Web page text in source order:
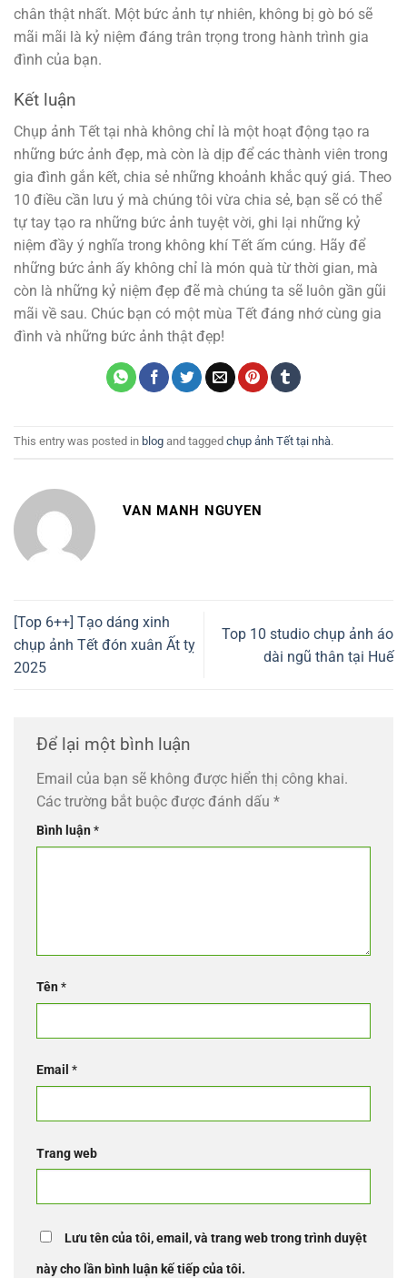
chân thật nhất. Một bức ảnh tự nhiên, không bị gò bó sẽ
mãi mãi là kỷ niệm đáng trân trọng trong hành trình gia
đình của bạn.
Kết luận
Chụp ảnh Tết tại nhà không chỉ là một hoạt động tạo ra
những bức ảnh đẹp, mà còn là dịp để các thành viên trong
gia đình gắn kết, chia sẻ những khoảnh khắc quý giá. Theo
10 điều cần lưu ý mà chúng tôi vừa chia sẻ, bạn sẽ có thể
tự tay tạo ra những bức ảnh tuyệt vời, ghi lại những kỷ
niệm đầy ý nghĩa trong không khí Tết ấm cúng. Hãy để
những bức ảnh ấy không chỉ là món quà từ thời gian, mà
còn là những kỷ niệm đẹp đẽ mà chúng ta sẽ luôn gần gũi
mãi về sau. Chúc bạn có một mùa Tết đáng nhớ cùng gia
đình và những bức ảnh thật đẹp!
This entry was posted in blog and tagged chụp ảnh Tết tại nhà.
VAN MANH NGUYEN
[Top 6++] Tạo dáng xinh
chụp ảnh Tết đón xuân Ất tỵ
2025
Top 10 studio chụp ảnh áo
dài ngũ thân tại Huế
Để lại một bình luận
Email của bạn sẽ không được hiển thị công khai.
Các trường bắt buộc được đánh dấu *
Bình luận*
Tên*
Email *
Trang web
Lưu tên của tôi, email, và trang web trong trình duyệt
này cho lần bình luận kế tiếp của tôi.